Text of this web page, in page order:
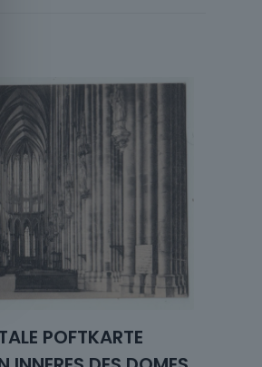
POFTKARTE